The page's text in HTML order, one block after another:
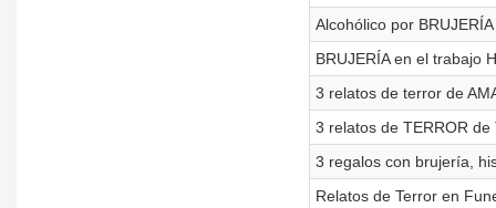
Alcohólico por
BRUJERÍA en el trabajo
3 relatos de terror de
3 relatos de TERROR de
3 regalos con brujería,
Relatos de Terror en